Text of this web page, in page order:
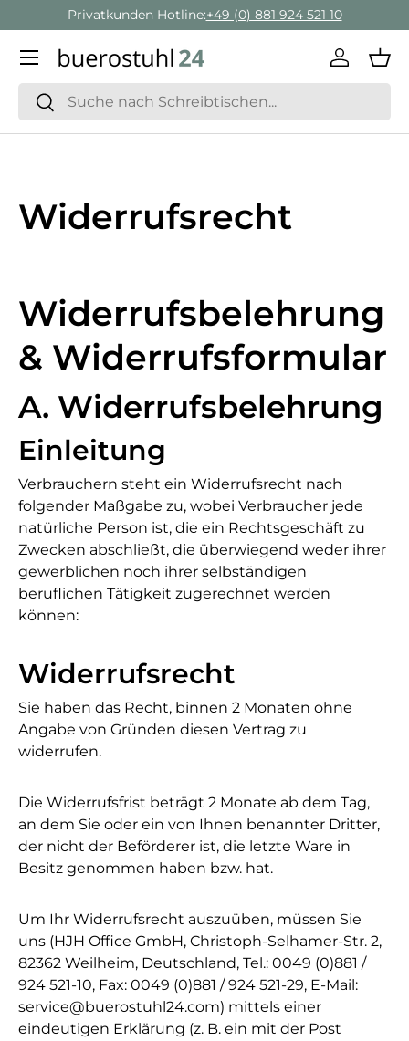
Direkt zum Inhalt
Hotline:+49 (0) 881 924 521 10
Suchen
Suchen
Menü
Widerrufsrecht
Widerrufsbelehrung
& Widerrufsformular
A. Widerrufsbelehrung
Einleitung
Verbrauchern steht ein Widerrufsrecht nach
folgender Maßgabe zu, wobei Verbraucher jede
natürliche Person ist, die ein Rechtsgeschäft zu
Zwecken abschließt, die überwiegend weder ihrer
gewerblichen noch ihrer selbständigen
beruflichen Tätigkeit zugerechnet werden
können:
Widerrufsrecht
Sie haben das Recht, binnen 2 Monaten ohne
Angabe von Gründen diesen Vertrag zu
widerrufen.
Die Widerrufsfrist beträgt 2 Monate ab dem Tag,
an dem Sie oder ein von Ihnen benannter Dritter,
der nicht der Beförderer ist, die letzte Ware in
Besitz genommen haben bzw. hat.
Um Ihr Widerrufsrecht auszuüben, müssen Sie
uns (HJH Office GmbH, Christoph-Selhamer-Str. 2,
82362 Weilheim, Deutschland, Tel.: 0049 (0)881 /
924 521-10, Fax: 0049 (0)881 / 924 521-29, E-Mail:
service@buerostuhl24.com) mittels einer
eindeutigen Erklärung (z. B. ein mit der Post